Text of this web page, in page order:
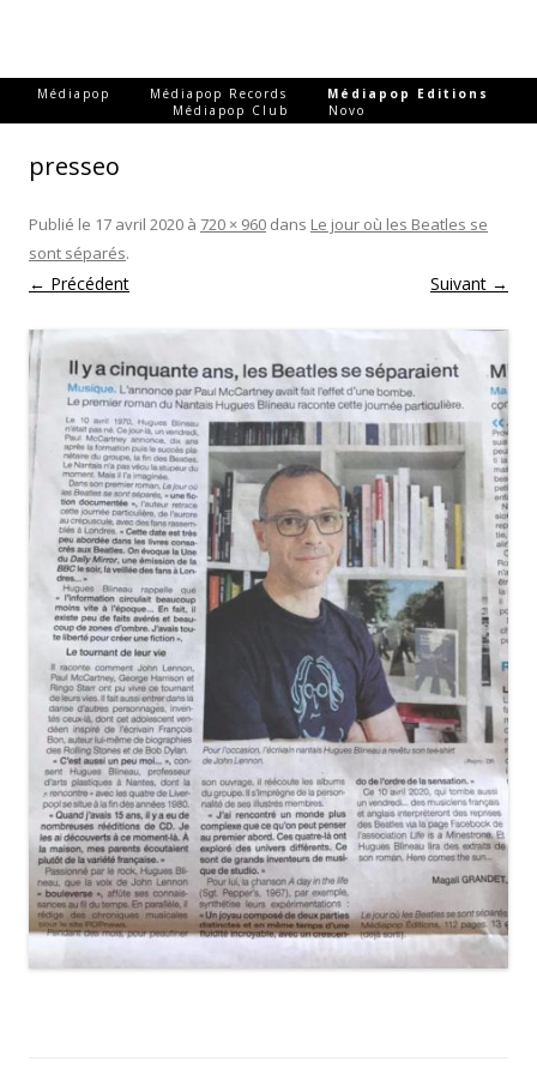
Médiapop Médiapop Records Médiapop Editions
Médiapop Club Novo
presseo
Publié le 17 avril 2020 à 720 × 960 dans Le jour où les Beatles se
sont séparés.
← Précédent Suivant →